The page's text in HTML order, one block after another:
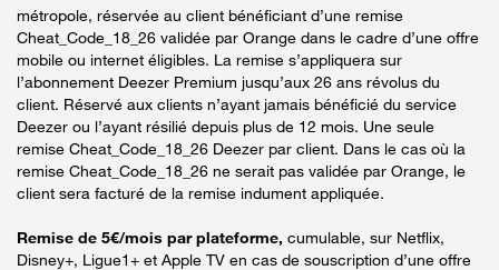
métropole, réservée au client bénéficiant d’une remise
Cheat_Code_18_26 validée par Orange dans le cadre d’une offre
mobile ou internet éligibles. La remise s’appliquera sur
l’abonnement Deezer Premium jusqu’aux 26 ans révolus du
client. Réservé aux clients n’ayant jamais bénéficié du service
Deezer ou l’ayant résilié depuis plus de 12 mois. Une seule
remise Cheat_Code_18_26 Deezer par client. Dans le cas où la
remise Cheat_Code_18_26 ne serait pas validée par Orange, le
client sera facturé de la remise indument appliquée.
Remise de 5€/mois par plateforme, cumulable, sur Netflix,
Disney+, Ligue1+ et Apple TV en cas de souscription d’une offre